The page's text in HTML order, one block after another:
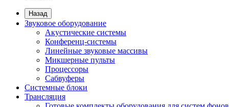
Назад
Звуковое оборудование
Акустические системы
Конференц-системы
Линейные звуковые массивы
Микшерные пульты
Процессоры
Сабвуферы
Системные блоки
Трансляция